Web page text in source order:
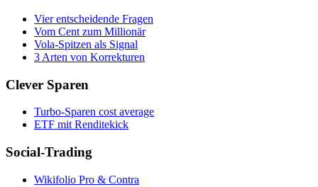
Vier entscheidende Fragen
Vom Cent zum Millionär
Vola-Spitzen als Signal
3 Arten von Korrekturen
Clever Sparen
Turbo-Sparen cost average
ETF mit Renditekick
Social-Trading
Wikifolio Pro & Contra